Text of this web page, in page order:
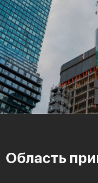
Область